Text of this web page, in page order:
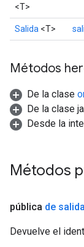
<T>
Salida <T>
Métodos
De la clase
De la clase
Desde la
Métodos
pública de salida
Devuelve el